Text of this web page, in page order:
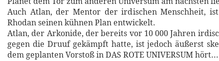
Auch Atlan, der Mentor der irdischen Menschheit,
Rhodan seinen kühnen Plan entwickelt.
Atlan, der Arkonide, der bereits vor 10 000 Jahren
gegen die Druuf gekämpft hatte, ist jedoch äußerst
dem geplanten Vorstoß in DAS ROTE UNIVERSUM hört...